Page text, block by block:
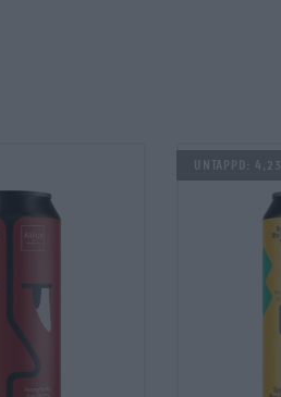
Untappd: 4,23